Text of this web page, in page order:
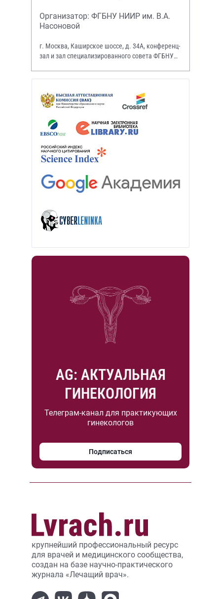
Организатор: ФГБНУ НИИР им. В.А.
Насоновой
г. Москва, Каширское шоссе, д. 34А, конференц-
зал и зал специализированного совета ФГБНУ
AG: АКТУАЛЬНАЯ
ГИНЕКОЛОГИЯ
Телеграм-канал для практикующих
гинекологов
Подписаться
крупнейший профессиональный ресурс
для врачей и медицинского сообщества,
создан на базе научно-практического
журнала «Лечащий врач».